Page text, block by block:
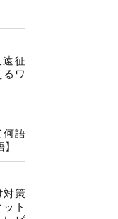
征
ワ
何語
対策
ト